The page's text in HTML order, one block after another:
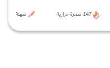
147 سعرة حرارية سهلة